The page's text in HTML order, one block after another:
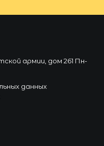
армии, дом 261 Пн-
данных